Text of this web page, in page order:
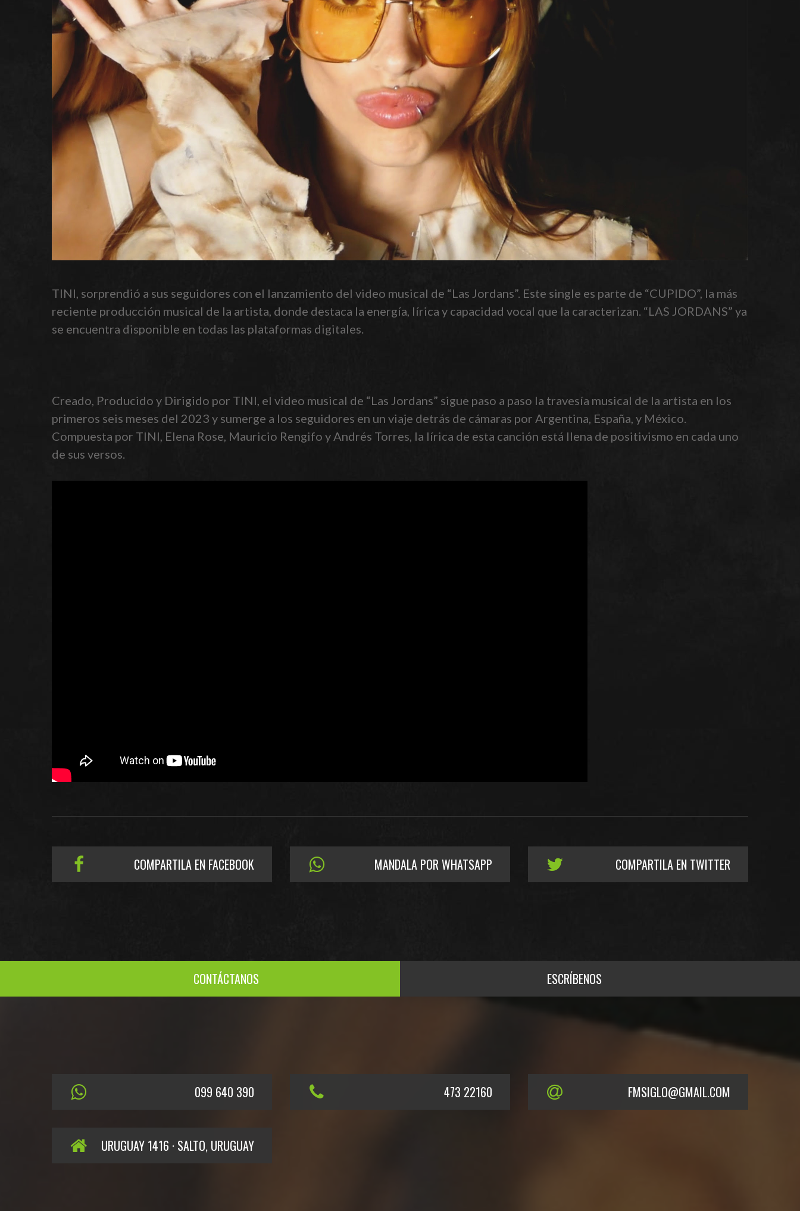
TINI, sorprendió a sus seguidores con el lanzamiento del video musical de “Las Jordans”. Este single es parte de “CUPIDO”, la más
reciente producción musical de la artista, donde destaca la energía, lírica y capacidad vocal que la caracterizan. “LAS JORDANS” ya
se encuentra disponible en todas las plataformas digitales.
Creado, Producido y Dirigido por TINI, el video musical de “Las Jordans” sigue paso a paso la travesía musical de la artista en los
primeros seis meses del 2023 y sumerge a los seguidores en un viaje detrás de cámaras por Argentina, España, y México.
Compuesta por TINI, Elena Rose, Mauricio Rengifo y Andrés Torres, la lírica de esta canción está llena de positivismo en cada uno
de sus versos.
COMPARTILA EN FACEBOOK MANDALA POR WHATSAPP COMPARTILA EN TWITTER
CONTÁCTANOS ESCRÍBENOS
099 640 390 473 22160 FMSIGLO@GMAIL.COM
URUGUAY 1416 · SALTO, URUGUAY